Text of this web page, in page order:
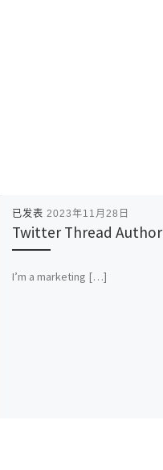
已发表 2023年11月28日
Twitter Thread Author
I’m a marketing […]